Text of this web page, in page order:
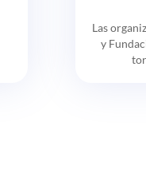
Las
y